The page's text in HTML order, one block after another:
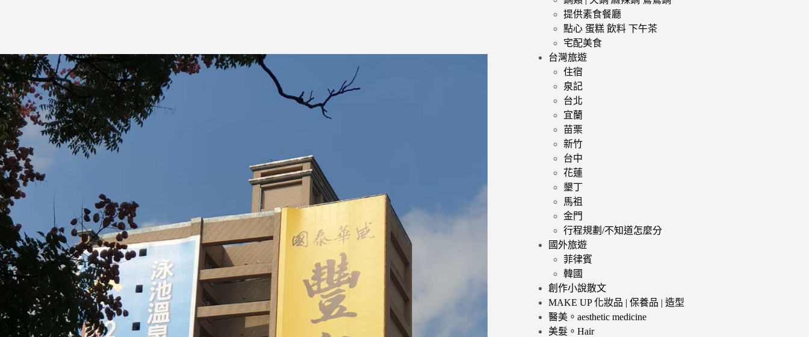
提供素食餐廳
點心 蛋糕 飲料 下午茶
宅配美食
台灣旅遊
住宿
泉記
台北
宜蘭
苗栗
新竹
台中
花蓮
墾丁
馬祖
金門
行程規劃/不知道怎麼分
國外旅遊
菲律賓
韓國
創作小說散文
MAKE UP 化妝品 | 保養品 | 造型
醫美。aesthetic medicine
美髮。Hair